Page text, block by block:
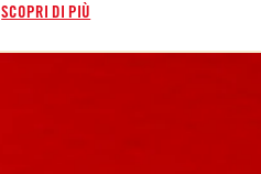
SCOPRI DI PIÙ